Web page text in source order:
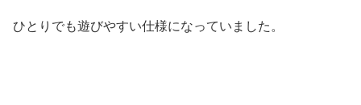
ひとりでも遊びやすい仕様になっていました。